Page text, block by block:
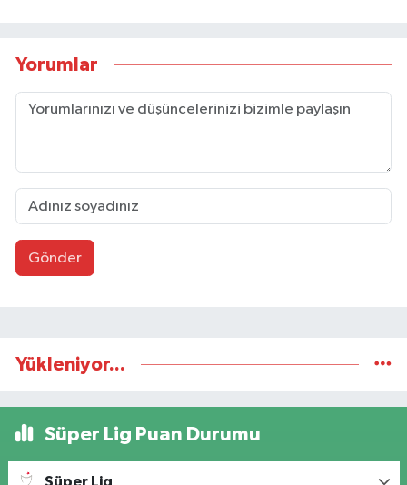
Yorumlar
Gönder
Yükleniyor...
Süper Lig Puan Durumu
Süper Lig